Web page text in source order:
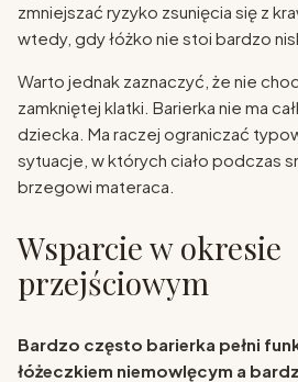
zmniejszać ryzyko zsunięcia się z
wtedy, gdy łóżko nie stoi bardzo
Warto jednak zaznaczyć, że nie
zamkniętej klatki. Barierka nie ma
dziecka. Ma raczej ograniczać
sytuacje, w których ciało podczas
brzegowi materaca.
Wsparcie w okresie
przejściowym
Bardzo często barierka pełni
łóżeczkiem niemowlęcym a